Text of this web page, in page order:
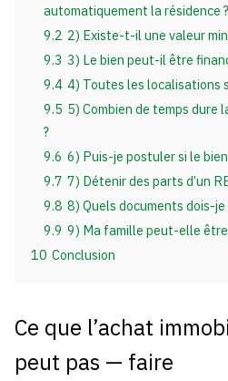
automatiquement la résidence ?
9.2 2) Existe-t-il une valeur
9.3 3) Le bien peut-il être
9.4 4) Toutes les localisations
9.5 5) Combien de temps dure
?
9.6 6) Puis-je postuler si le
9.7 7) Détenir des parts d’un
9.8 8) Quels documents dois-je
9.9 9) Ma famille peut-elle
10 Conclusion
Ce que l’achat
peut pas — faire